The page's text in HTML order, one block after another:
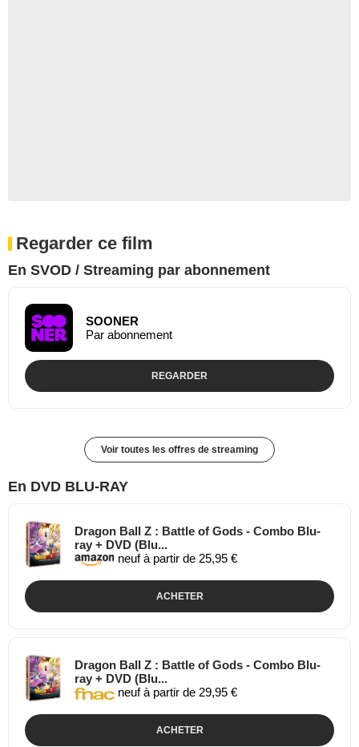
Regarder ce film
En SVOD / Streaming par abonnement
SOONER
Par abonnement
REGARDER
Voir toutes les offres de streaming
En DVD BLU-RAY
Dragon Ball Z : Battle of Gods - Combo Blu-
ray + DVD (Blu...
neuf à partir de 25,95 €
ACHETER
Dragon Ball Z : Battle of Gods - Combo Blu-
ray + DVD (Blu...
neuf à partir de 29,95 €
ACHETER